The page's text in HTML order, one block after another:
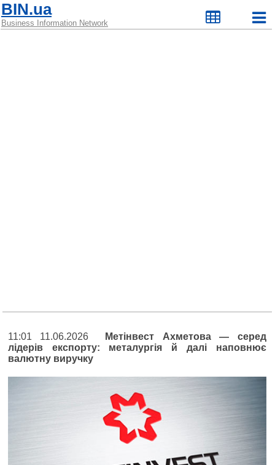
BIN.ua
Business Information Network
11:01 11.06.2026
Метінвест Ахметова — серед
лідерів експорту: металургія й далі наповнює
валютну виручку